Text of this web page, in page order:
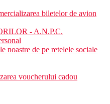
biletelor de avion
- A.N.P.C.
noastre de pe retelele sociale
voucherului cadou